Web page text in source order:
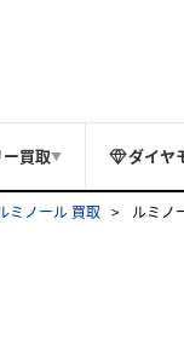
ー買取▼ ダイヤ
ミノール 買取 ルミノ